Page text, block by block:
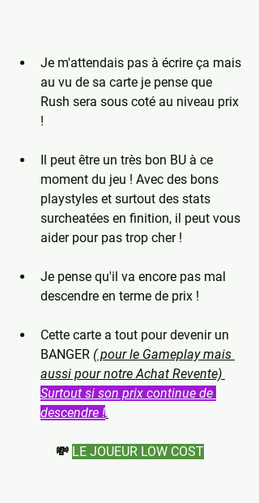
Je m'attendais pas à écrire ça mais
au vu de sa carte je pense que
Rush sera sous coté au niveau prix
!
Il peut être un très bon BU à ce
moment du jeu ! Avec des bons
playstyles et surtout des stats
surcheatées en finition, il peut vous
aider pour pas trop cher !
Je pense qu'il va encore pas mal
descendre en terme de prix !
Cette carte a tout pour devenir un
BANGER ( pour le Gameplay mais
aussi pour notre Achat Revente)
Surtout si son prix continue de
descendre !.
💸 LE JOUEUR LOW COST